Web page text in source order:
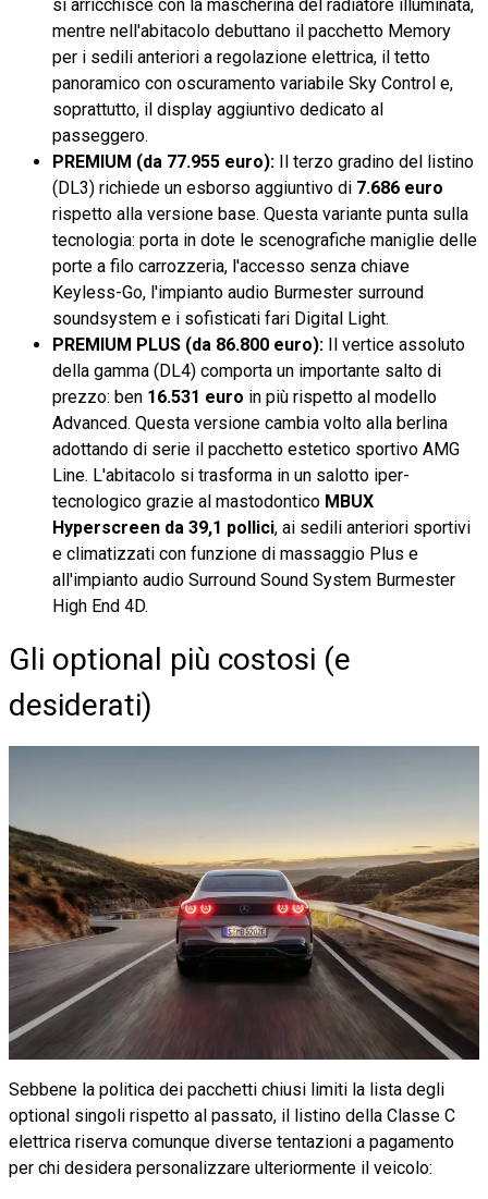
si arricchisce con la mascherina del radiatore illuminata,
mentre nell'abitacolo debuttano il pacchetto Memory
per i sedili anteriori a regolazione elettrica, il tetto
panoramico con oscuramento variabile Sky Control e,
soprattutto, il display aggiuntivo dedicato al
passeggero.
PREMIUM (da 77.955 euro): Il terzo gradino del listino
(DL3) richiede un esborso aggiuntivo di 7.686 euro
rispetto alla versione base. Questa variante punta sulla
tecnologia: porta in dote le scenografiche maniglie delle
porte a filo carrozzeria, l'accesso senza chiave
Keyless-Go, l'impianto audio Burmester surround
soundsystem e i sofisticati fari Digital Light.
PREMIUM PLUS (da 86.800 euro): Il vertice assoluto
della gamma (DL4) comporta un importante salto di
prezzo: ben 16.531 euro in più rispetto al modello
Advanced. Questa versione cambia volto alla berlina
adottando di serie il pacchetto estetico sportivo AMG
Line. L'abitacolo si trasforma in un salotto iper-
tecnologico grazie al mastodontico MBUX
Hyperscreen da 39,1 pollici, ai sedili anteriori sportivi
e climatizzati con funzione di massaggio Plus e
all'impianto audio Surround Sound System Burmester
High End 4D.
Gli optional più costosi (e
desiderati)
Sebbene la politica dei pacchetti chiusi limiti la lista degli
optional singoli rispetto al passato, il listino della Classe C
elettrica riserva comunque diverse tentazioni a pagamento
per chi desidera personalizzare ulteriormente il veicolo: